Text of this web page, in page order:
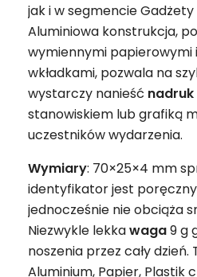
jak i w segmencie
Aluminiowa konstrukcja,
wymiennymi papierowymi
wkładkami, pozwala na
wystarczy nanieść nadruk
stanowiskiem lub grafiką
uczestników wydarzenia.
Wymiary: 70×25×4 mm
identyfikator jest
jednocześnie nie obciąża
Niezwykle lekkawaga9 g
noszenia przez cały dzień.
Aluminium, Papier, Plastik